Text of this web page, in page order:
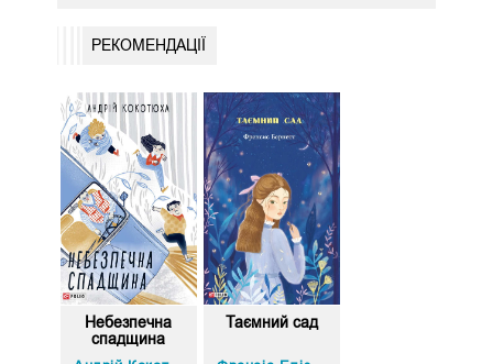
РЕКОМЕНДАЦІЇ
Небезпечна
спадщина
Таємний сад